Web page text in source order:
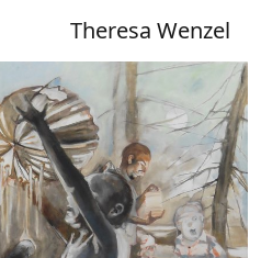
Theresa Wenzel